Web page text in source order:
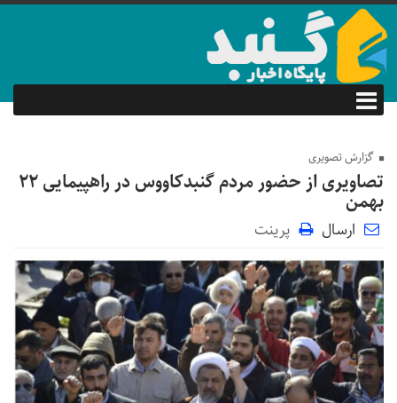
گزارش تصویری
تصاویری از حضور مردم گنبدکاووس در راهپیمایی ۲۲
بهمن
ارسال پرینت